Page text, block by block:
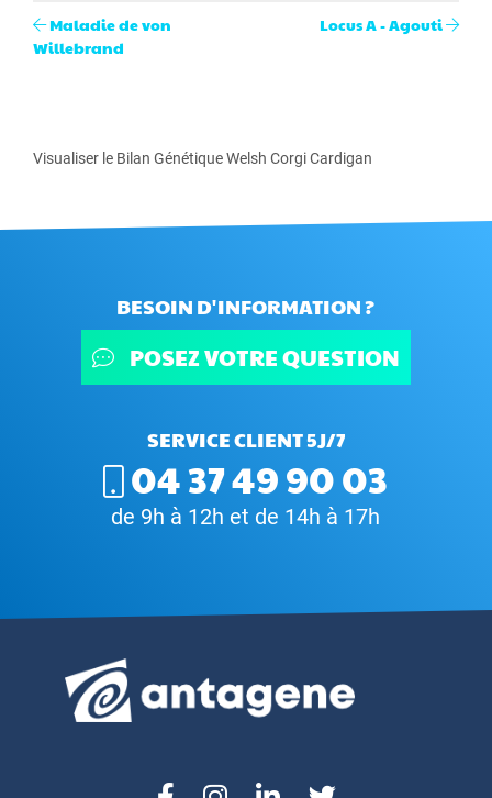
Maladie de von
Willebrand
Locus A - Agouti
Visualiser le Bilan Génétique Welsh Corgi Cardigan
BESOIN D'INFORMATION ?
POSEZ VOTRE QUESTION
SERVICE CLIENT 5J/7
04 37 49 90 03
de 9h à 12h et de 14h à 17h